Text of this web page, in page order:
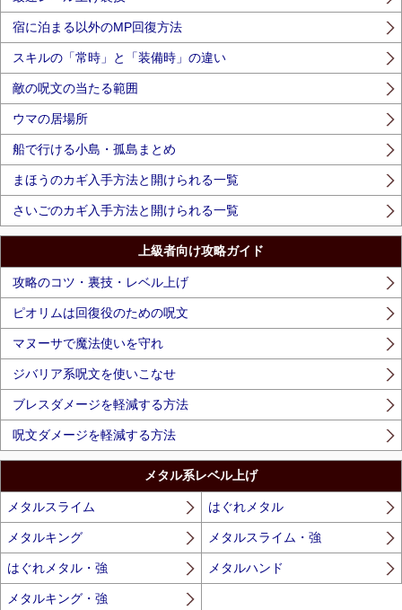
宿に泊まる以外のMP回復方法
スキルの「常時」と「装備時」の違い
敵の呪文の当たる範囲
ウマの居場所
船で行ける小島・孤島まとめ
まほうのカギ入手方法と開けられる一覧
さいごのカギ入手方法と開けられる一覧
上級者向け攻略ガイド
攻略のコツ・裏技・レベル上げ
ピオリムは回復役のための呪文
マヌーサで魔法使いを守れ
ジバリア系呪文を使いこなせ
ブレスダメージを軽減する方法
呪文ダメージを軽減する方法
メタル系レベル上げ
メタルスライム はぐれメタル
メタルキング メタルスライム・強
はぐれメタル・強 メタルハンド
メタルキング・強